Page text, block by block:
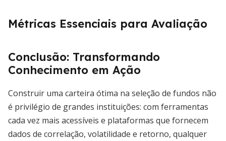
Métricas Essenciais para Avaliação
Conclusão: Transformando
Conhecimento em Ação
Construir uma carteira ótima na seleção de fundos não
é privilégio de grandes instituições: com ferramentas
cada vez mais acessíveis e plataformas que fornecem
dados de correlação, volatilidade e retorno, qualquer